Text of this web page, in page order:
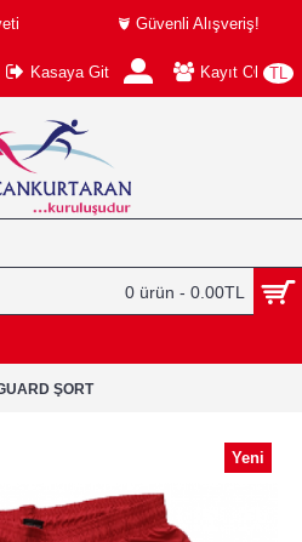
Güvenli Alışveriş!
TL
Kasaya Git Kayıt Ol
0 ürün - 0.00TL
ŞORT
Yeni